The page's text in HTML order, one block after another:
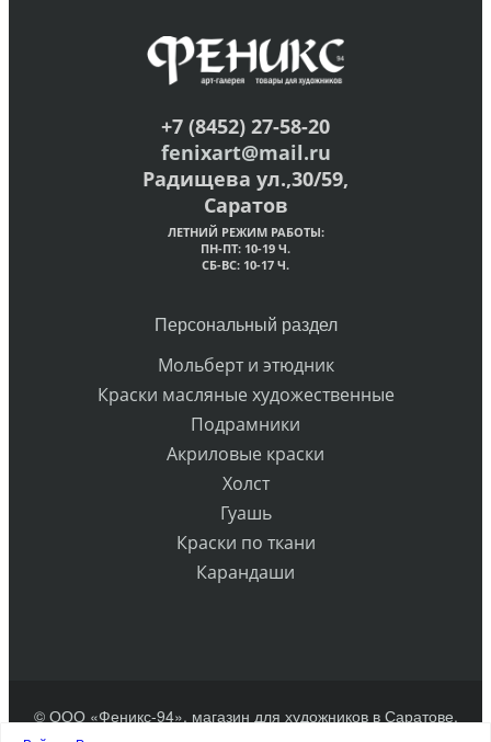
+7 (8452) 27-58-20
fenixart@mail.ru
Радищева ул.,30/59,
Саратов
ЛЕТНИЙ РЕЖИМ РАБОТЫ:
ПН-ПТ: 10-19 Ч.
СБ-ВС: 10-17 Ч.
Персональный раздел
Мольберт и этюдник
Краски масляные художественные
Подрамники
Акриловые краски
Холст
Гуашь
Краски по ткани
Карандаши
© ООО «Феникс-94», магазин для художников в Саратове.